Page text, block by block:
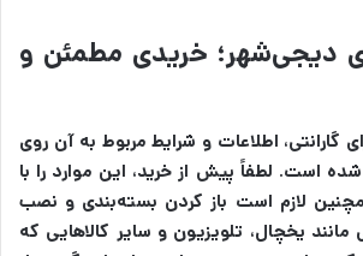
دیجی‌شهر؛ خریدی مطمئن و
گارانتی، اطلاعات و شرایط مربوط به آن روی
است. لطفاً پیش از خرید، این موارد را با
لازم است باز کردن بسته‌بندی و نصب
مانند یخچال، تلویزیون و سایر کالاهایی که